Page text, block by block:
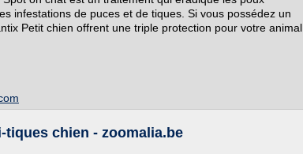
infestations de puces et de tiques. Si vous possédez un
Petit chien offrent une triple protection pour votre animal
chien - zoomalia.be